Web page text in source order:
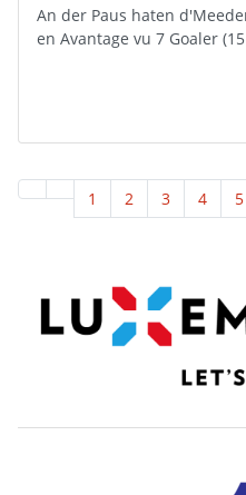
An der Paus haten
en Avantage vu 7 Goaler
1 2 3 4 5